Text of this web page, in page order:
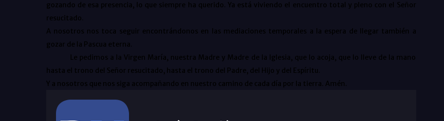
gozando de esa presencia, lo que siempre ha querido. Ya está viviendo el encuentro total y pleno con el Señor
resucitado.
A nosotros nos toca seguir encontrándonos en las mediaciones temporales a la espera de llegar también a
gozar de la Pascua eterna.
Le pedimos a la Virgen María, nuestra Madre y Madre de la Iglesia, que lo acoja, que lo lleve de la mano
hasta el trono del Señor resucitado, hasta el trono del Padre, del Hijo y del Espíritu.
Y a nosotros que nos siga acompañando en nuestro camino de cada día por la tierra. Amén.